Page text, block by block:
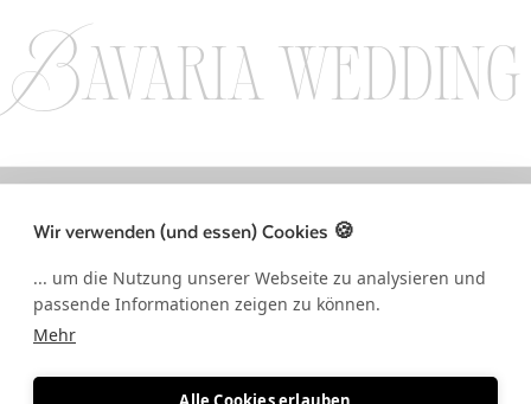
Wir verwenden (und essen) Cookies 🍪
... um die Nutzung unserer Webseite zu analysieren und
passende Informationen zeigen zu können.
Mehr
Bavaria wedding